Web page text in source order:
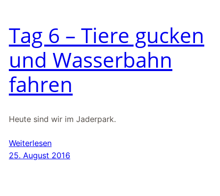
Tag 6 – Tiere gucken
und Wasserbahn
fahren
Heute sind wir im Jaderpark.
Weiterlesen
25. August 2016